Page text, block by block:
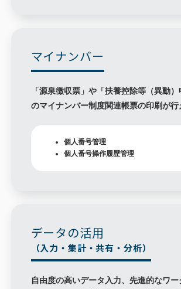
マイナンバー
「源泉徴収票」や「扶養控除等（異動
のマイナンバー制度関連帳票の印刷が行
個人番号管理
個人番号操作履歴管理
データの活用
（入力・集計・共有・分析）
自由度の高いデータ入力、先進的なワー